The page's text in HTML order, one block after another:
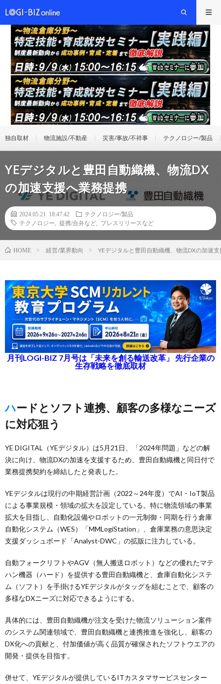
独自取材 物流施設/不動産 災害/事故/不祥事 テクノロジー/製品
YEデジタルと豊田自動織機、物流DX
の加速支援へ業務提携
2024.05.21 18:47:42
テクノロジー/製品
テクノロジー
提携/合弁など プレスリリースなど
HOME 経営/業界動向 YEデジタルと豊田自動織機、物流DXの加速
月刊LOGI-BIZ 7月号は「未来を創る輸送改革」 先行企業の
生存戦略を徹底取材
ハードとソフト連携、顧客の多様なニーズ
に対応狙う
YE DIGITAL（YEデジタル）は5月21日、「2024年問題」などの解
決に向け、物流DXの加速を支援するため、豊田自動織機と同日付で
業務提携契約を締結したと発表した。
YEデジタルは現行の中期経営計画（2022～24年度）でAI・IoT製品
による事業規模・領域の拡大を設定している。特に物流領域の事業
拡大を目指し、自動化設備やロボットの一元制御・同期を行う倉庫
自動化システム（WES）「MMLogiStation」、倉庫業務の意思決定
支援ダッシュボード「Analyst-DWC」の拡販に注力している。
自動フォークリフトやAGV（無人搬送ロボット）などの優れたマテ
ハン機器（ハード）を提供する豊田自動織機と、倉庫自動化システ
ム（ソフト）を手掛けるYEデジタルがタッグを組むことで、顧客の
多様なDXニーズに対応できるようにする。
具体的には、豊田自動織機が注文を受けた物流ソリューション案件
のシステム関連領域で、豊田自動織機と連携推進を強化し、顧客の
DX化への貢献と、付加価値が高く品質が確保されたソフトウエアの
開発・提供を目指す。
併せて、YEデジタルが提供しているITカスタマサービスセンター